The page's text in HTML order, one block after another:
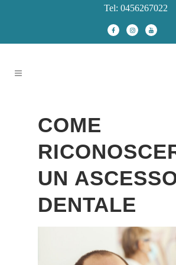
Tel: 0456267022
COME
UN
DENTALE